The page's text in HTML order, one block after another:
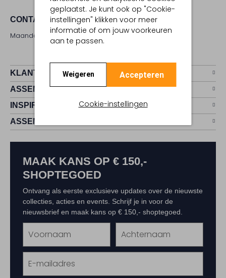
geplaatst. Je kunt ook op "Cookie-
instellingen" klikken voor meer
informatie of om jouw voorkeuren
aan te passen.
Weigeren Accepteren
Cookie-instellingen
CONTACT
Maandag - zaterdag 09:00 - 17:00 uur
KLANTENSERVICE
ASSEMVIP
INSPIRATIE
ASSEM
MAAK KANS OP € 150,-
SHOPTEGOED
Ontvang als eerste exclusieve updates over de nieuwste
collecties, acties en events. Schrijf je in voor de
nieuwsbrief en maak kans op € 150,- shoptegoed.